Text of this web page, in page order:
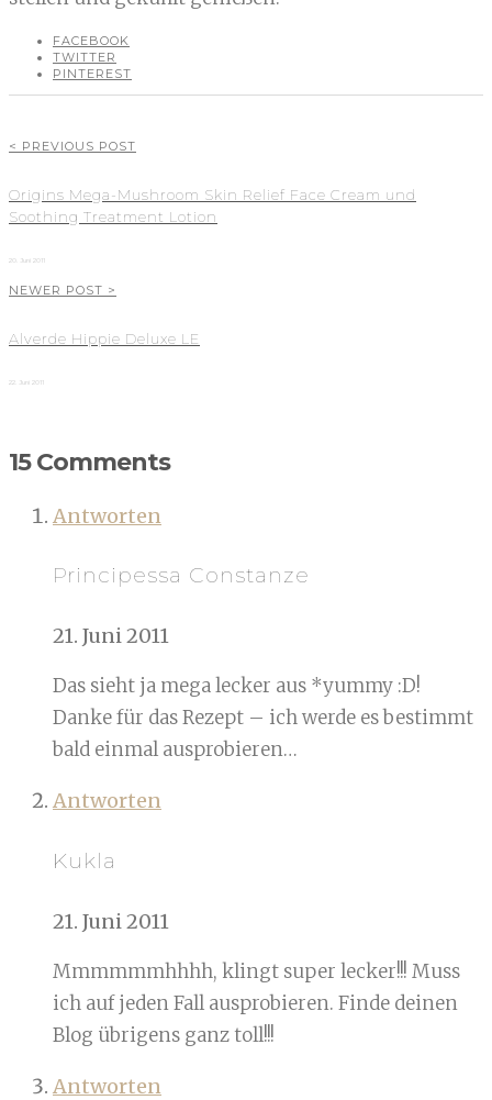
FACEBOOK
TWITTER
PINTEREST
< PREVIOUS POST
Origins Mega-Mushroom Skin Relief Face Cream und
Soothing Treatment Lotion
20. Juni 2011
NEWER POST >
Alverde Hippie Deluxe LE
22. Juni 2011
15 Comments
Antworten
Principessa Constanze
21. Juni 2011
Das sieht ja mega lecker aus *yummy :D!
Danke für das Rezept – ich werde es bestimmt
bald einmal ausprobieren…
Antworten
Kukla
21. Juni 2011
Mmmmmmhhhh, klingt super lecker!!! Muss
ich auf jeden Fall ausprobieren. Finde deinen
Blog übrigens ganz toll!!!
Antworten